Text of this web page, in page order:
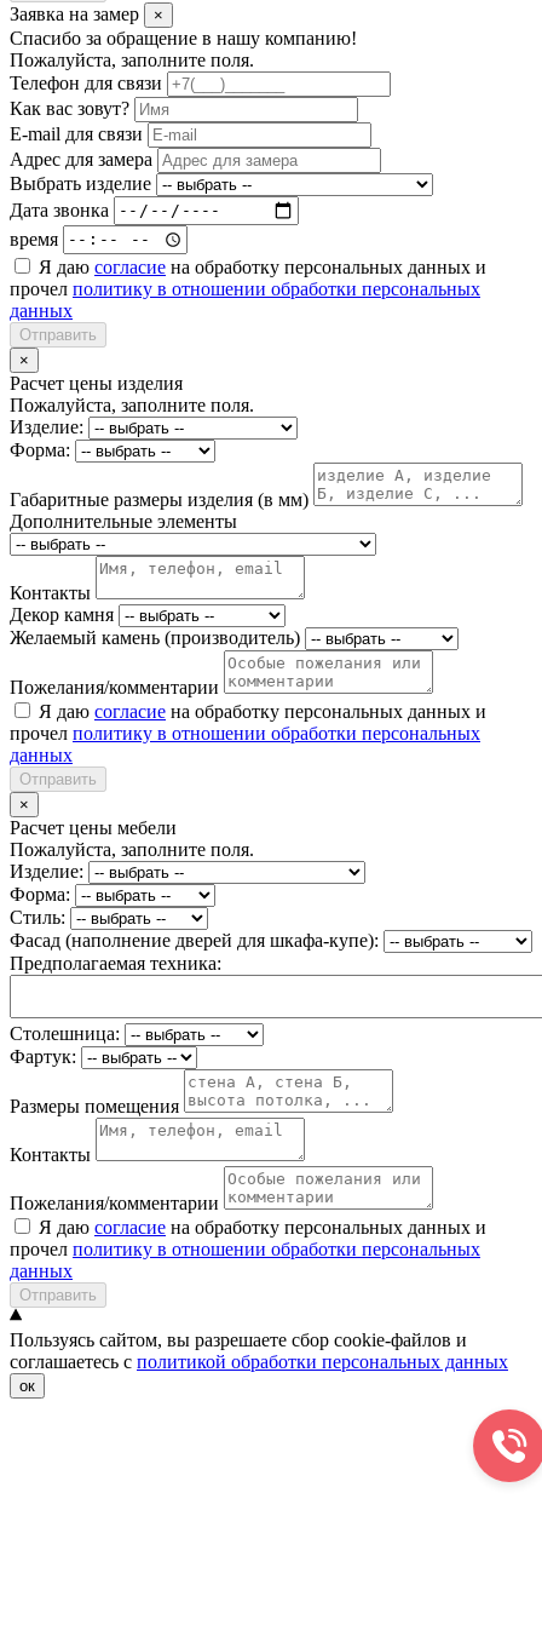
Заявка на замер ×
Спасибо за обращение в нашу компанию!
Пожалуйста, заполните поля.
Телефон для связи
Как вас зовут?
E-mail для связи
Адрес для замера
Выбрать изделие
Дата звонка
время
Я даю согласие на обработку персональных данных и
прочел политику в отношении обработки персональных
данных
Отправить
×
Расчет цены изделия
Пожалуйста, заполните поля.
Изделие:
Форма:
Габаритные размеры изделия (в мм)
Дополнительные элементы
Контакты
Декор камня
Желаемый камень (производитель)
Пожелания/комментарии
Я даю согласие на обработку персональных данных и
прочел политику в отношении обработки персональных
данных
Отправить
×
Расчет цены мебели
Пожалуйста, заполните поля.
Изделие:
Форма:
Стиль:
Фасад (наполнение дверей для шкафа-купе):
Предполагаемая техника:
Столешница:
Фартук:
Размеры помещения
Контакты
Пожелания/комментарии
Я даю согласие на обработку персональных данных и
прочел политику в отношении обработки персональных
данных
Отправить
Пользуясь сайтом, вы разрешаете сбор cookie-файлов и
соглашаетесь с политикой обработки персональных данных
ок